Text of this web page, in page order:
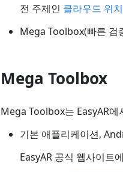
전 주제인 클라우드 위
Mega Toolbox(빠른 검
Mega Toolbox
Mega Toolbox는 EasyAR에
기본 애플리케이션,
EasyAR 공식 웹사이트